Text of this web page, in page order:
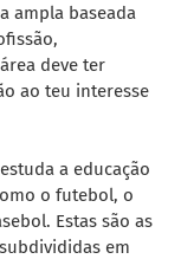
ampla baseada
deve ter
ao teu interesse
a educação
o futebol, o
Estas são as
em